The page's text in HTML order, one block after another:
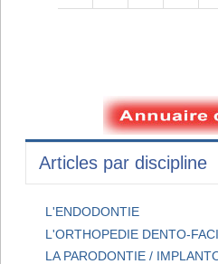
Articles par discipline
L'ENDODONTIE
L'ORTHOPEDIE DENTO-
LA PARODONTIE /